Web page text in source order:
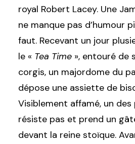
royal Robert Lacey. Une
ne manque pas d’humour
faut. Recevant un jour
le « Tea Time », entouré de
corgis, un majordome du
dépose une assiette de
Visiblement affamé, un
résiste pas et prend un
devant la reine stoïque.